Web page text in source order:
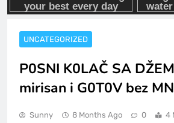
UNCATEGORIZED
P0SNI K0LAČ SA
mirisan i G0T0V bez
Sunny 8 Months Ago 0 4